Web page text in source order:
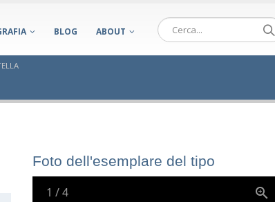
BLOG ABOUT
Foto dell'esemplare del tipo
1 /4